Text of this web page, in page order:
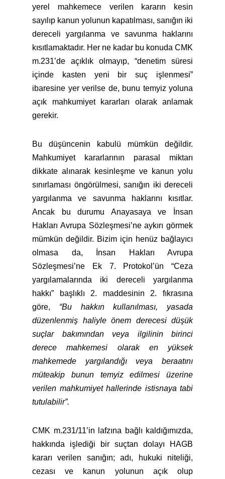
yerel mahkemece verilen kararın kesin
sayılıp kanun yolunun kapatılması, sanığın iki
dereceli yargılanma ve savunma haklarını
kısıtlamaktadır. Her ne kadar bu konuda CMK
m.231’de açıklık olmayıp, “denetim süresi
içinde kasten yeni bir suç işlenmesi”
ibaresine yer verilse de, bunu temyiz yoluna
açık mahkumiyet kararları olarak anlamak
gerekir.
Bu düşüncenin kabulü mümkün değildir.
Mahkumiyet kararlarının parasal miktarı
dikkate alınarak kesinleşme ve kanun yolu
sınırlaması öngörülmesi, sanığın iki dereceli
yargılanma ve savunma haklarını kısıtlar.
Ancak bu durumu Anayasaya ve İnsan
Hakları Avrupa Sözleşmesi’ne aykırı görmek
mümkün değildir. Bizim için henüz bağlayıcı
olmasa da, İnsan Hakları Avrupa
Sözleşmesi’ne Ek 7. Protokol’ün “Ceza
yargılamalarında iki dereceli yargılanma
hakkı” başlıklı 2. maddesinin 2. fıkrasına
göre, “Bu hakkın kullanılması, yasada
düzenlenmiş haliyle önem derecesi düşük
suçlar bakımından veya ilgilinin birinci
derece mahkemesi olarak en yüksek
mahkemede yargılandığı veya beraatını
müteakip bunun temyiz edilmesi üzerine
verilen mahkumiyet hallerinde istisnaya tabi
tutulabilir”.
CMK m.231/11’in lafzına bağlı kaldığımızda,
hakkında işlediği bir suçtan dolayı HAGB
kararı verilen sanığın; adı, hukuki niteliği,
cezası ve kanun yolunun açık olup